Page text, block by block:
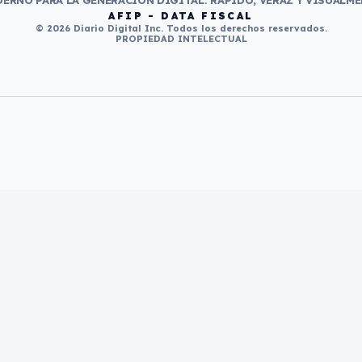
AFIP - DATA FISCAL
© 2026 Diario Digital Inc. Todos los derechos reservados.
PROPIEDAD INTELECTUAL